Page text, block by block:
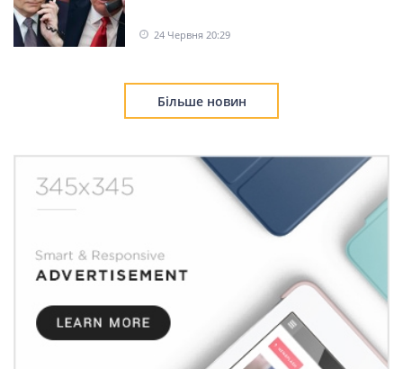
24 Червня 20:29
Більше новин